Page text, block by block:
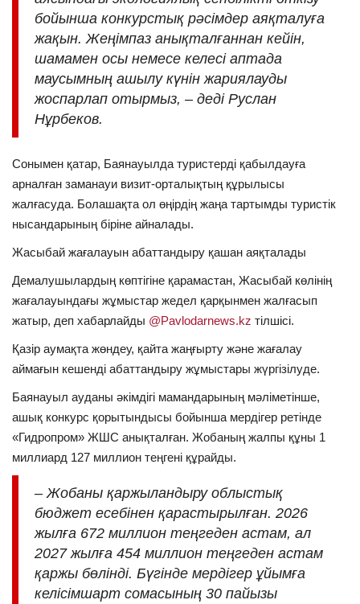
бойынша конкурстық рәсімдер аяқталуға
жақын. Жеңімпаз анықталғаннан кейін,
шамамен осы немесе келесі аптада
маусымның ашылу күнін жариялауды
жоспарлап отырмыз, – деді Руслан
Нұрбеков.
Сонымен қатар, Баянауылда туристерді қабылдауға
арналған заманауи визит-орталықтың құрылысы
жалғасуда. Болашақта ол өңірдің жаңа тартымды туристік
нысандарының біріне айналады.
Жасыбай жағалауын абаттандыру қашан аяқталады
Демалушылардың көптігіне қарамастан, Жасыбай көлінің
жағалауындағы жұмыстар жедел қарқынмен жалғасып
жатыр, деп хабарлайды @Pavlodarnews.kz тілшісі.
Қазір аумақта жөндеу, қайта жаңғырту және жағалау
аймағын кешенді абаттандыру жұмыстары жүргізілуде.
Баянауыл ауданы әкімдігі мамандарының мәліметінше,
ашық конкурс қорытындысы бойынша мердігер ретінде
«Гидропром» ЖШС анықталған. Жобаның жалпы құны 1
миллиард 127 миллион теңгені құрайды.
– Жобаны қаржыландыру облыстық
бюджет есебінен қарастырылған. 2026
жылға 672 миллион теңгеден астам, ал
2027 жылға 454 миллион теңгеден астам
қаржы бөлінді. Бүгінде мердігер ұйымға
келісімшарт сомасының 30 пайызы